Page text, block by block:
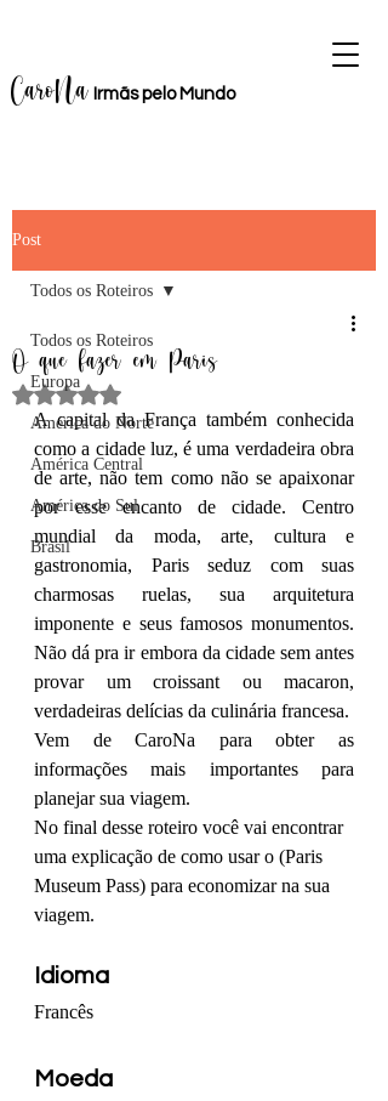
CaroNa Irmãspelo Mundo
Post
Todos os Roteiros
Europa
América do Norte
América Central
América do Sul
Brasil
Todos os Roteiros
O que fazer em Paris
Avaliado com NaN de 5 estrelas.
A capital da França também conhecida
como a cidade luz, é uma verdadeira obra
de arte, não tem como não se apaixonar
por esse encanto de cidade. Centro
mundial da moda, arte, cultura e
gastronomia, Paris seduz com suas
charmosas ruelas, sua arquitetura
imponente e seus famosos monumentos.
Não dá pra ir embora da cidade sem antes
provar um croissant ou macaron,
verdadeiras delícias da culinária francesa.
Vem de CaroNa para obter as
informações mais importantes para
planejar sua viagem.
No final desse roteiro você vai encontrar
uma explicação de como usar o (Paris
Museum Pass) para economizar na sua
viagem.
Idioma
Francês
Moeda